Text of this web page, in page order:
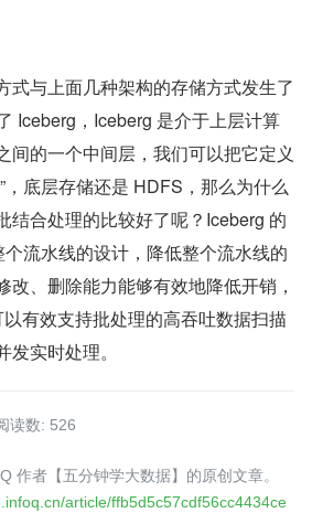
式与上面几种架构的存储方式发生了
Iceberg，Iceberg 是介于上层计算
间的一个中间层，我们可以把它定义
，底层存储还是 HDFS，那么为什么
结合处理的比较好了呢？Iceberg 的
流水线的设计，降低整个流水线的
改、删除能力能够有效地降低开销，
有效支持批处理的高吞吐数据扫描
实时处理。
读数: 526
作者【五分钟学大数据】的原创文章。
article/ffb5d5c57cdf56cc4434ce